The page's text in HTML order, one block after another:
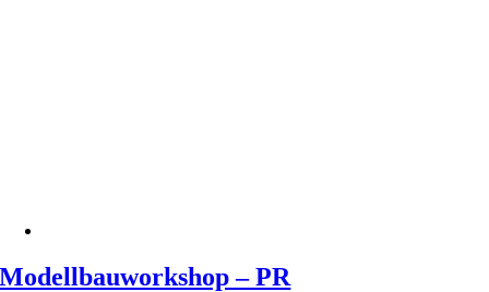
Modellbauworkshop – PR